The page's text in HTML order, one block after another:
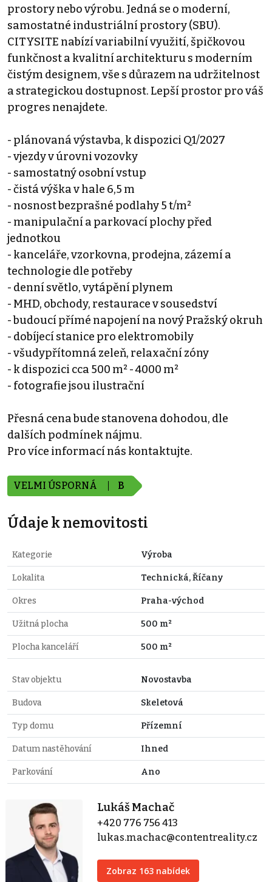
prostory nebo výrobu. Jedná se o moderní,
samostatné industriální prostory (SBU).
CITYSITE nabízí variabilní využití, špičkovou
funkčnost a kvalitní architekturu s moderním
čistým designem, vše s důrazem na udržitelnost
a strategickou dostupnost. Lepší prostor pro váš
progres nenajdete.
- plánovaná výstavba, k dispozici Q1/2027
- vjezdy v úrovni vozovky
- samostatný osobní vstup
- čistá výška v hale 6,5 m
- nosnost bezprašné podlahy 5 t/m²
- manipulační a parkovací plochy před
jednotkou
- kanceláře, vzorkovna, prodejna, zázemí a
technologie dle potřeby
- denní světlo, vytápění plynem
- MHD, obchody, restaurace v sousedství
- budoucí přímé napojení na nový Pražský okruh
- dobíjecí stanice pro elektromobily
- všudypřítomná zeleň, relaxační zóny
- k dispozici cca 500 m² - 4000 m²
- fotografie jsou ilustrační
Přesná cena bude stanovena dohodou, dle
dalších podmínek nájmu.
Pro více informací nás kontaktujte.
VELMI ÚSPORNÁ B
Údaje k nemovitosti
Kategorie Výroba
Lokalita Technická, Říčany
Okres Praha-východ
Užitná plocha 500 m²
Plocha kanceláří 500 m²
Stav objektu Novostavba
Budova Skeletová
Typ domu Přízemní
Datum nastěhování Ihned
Parkování Ano
Lukáš Machač
+420 776 756 413
lukas.machac@contentreality.cz
Zobraz 163 nabídek